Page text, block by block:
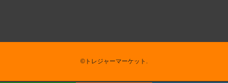
©トレジャーマーケット.